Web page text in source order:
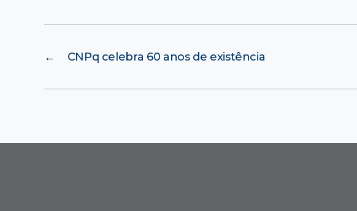
← CNPq celebra 60 anos de existência